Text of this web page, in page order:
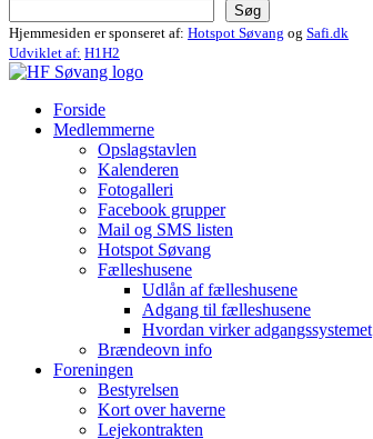
Søg
Hjemmesiden er sponseret af: Hotspot Søvang og Safi.dk
Udviklet af: H1H2
Forside
Medlemmerne
Opslagstavlen
Kalenderen
Fotogalleri
Facebook grupper
Mail og SMS listen
Hotspot Søvang
Fælleshusene
Udlån af fælleshusene
Adgang til fælleshusene
Hvordan virker adgangssystemet
Brændeovn info
Foreningen
Bestyrelsen
Kort over haverne
Lejekontrakten